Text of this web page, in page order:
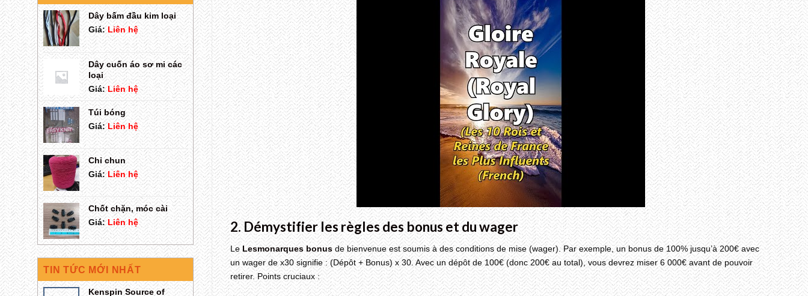
Dây bấm đầu kim loại
Giá:Liên hệ
Dây cuốn áo sơ mi các
loại
Giá:Liên hệ
Túi bóng
Giá:Liên hệ
Chỉ chun
Giá:Liên hệ
Chốt chặn, móc cài
Giá:Liên hệ
TIN TỨC MỚI NHẤT
Kenspin Source of
2. Démystifier les règles des bonus et du wager
LeLesmonarques bonus de bienvenue est soumis à des conditions de mise (wager). Par exemple, un bonus de 100% jusqu’à 200€ avec
un wager de x30 signifie : (Dépôt + Bonus) x 30. Avec un dépôt de 100€ (donc 200€ au total), vous devrez miser 6 000€ avant de pouvoir
retirer. Points cruciaux :